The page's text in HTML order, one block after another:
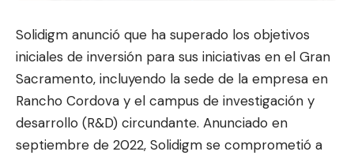
Solidigm anunció que ha superado los objetivos
iniciales de inversión para sus iniciativas en el Gran
Sacramento, incluyendo la sede de la empresa en
Rancho Cordova y el campus de investigación y
desarrollo (R&D) circundante. Anunciado en
septiembre de 2022, Solidigm se comprometió a